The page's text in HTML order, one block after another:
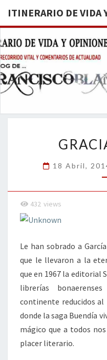
ITINERARIO DE VIDA
18 Abril,
432 views
Le han sobrado a
que le llevaron a la
que en 1967 la editorial
librerías
continente reducidos al
donde la saga Buendía
mágico que a todos
placer literario.